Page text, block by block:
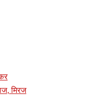
मिरज